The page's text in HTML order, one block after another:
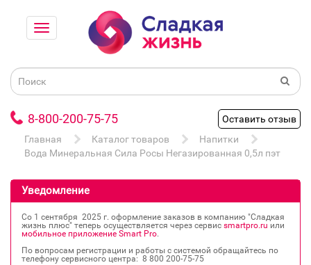
8-800-200-75-75
Оставить отзыв
Главная
Каталог товаров
Напитки
Вода Минеральная Сила Росы Негазированная 0,5л пэт
Уведомление
Со 1 сентября 2025 г. оформление заказов в компанию "Сладкая
жизнь плюс" теперь осуществляется через сервис smartpro.ru или
мобильное приложение Smart Pro.
По вопросам регистрации и работы с системой обращайтесь по
телефону сервисного центра: 8 800 200‐75‐75